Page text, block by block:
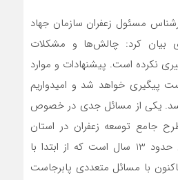
مسئول زعفران سازمان جهاد
بیان کرد: چالش‌ها و مشکلات
نکرده است. پیشنهادات و موارد
خواهد شد و امیدواریم
یکی از مسائل جدی در خصوص
جامع توسعه زعفران در استان
است. قدمت طرح فعلی حدود 13 سال است که از ابتدا با
با مسائل متعددی پابرجاست